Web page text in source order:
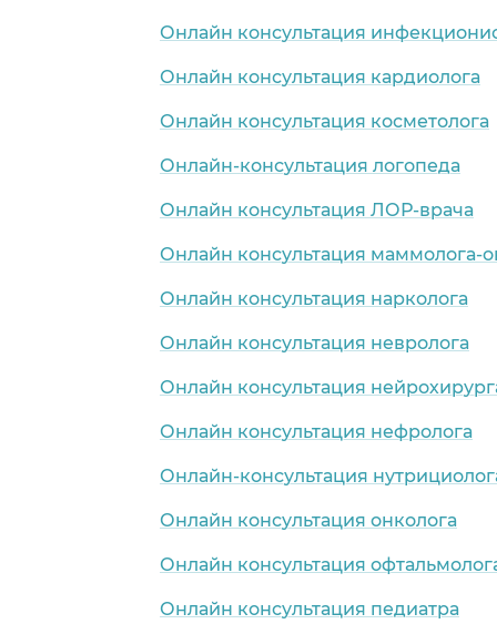
Онлайн консультация
Онлайн консультация кардиолога
Онлайн консультация косметолога
Онлайн-консультация логопеда
Онлайн консультация ЛОР-врача
Онлайн консультация маммолога-
Онлайн консультация нарколога
Онлайн консультация невролога
Онлайн консультация
Онлайн консультация нефролога
Онлайн-консультация
Онлайн консультация онколога
Онлайн консультация
Онлайн консультация педиатра